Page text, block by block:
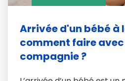
Arrivée d'un bébé à
comment faire
compagnie ?